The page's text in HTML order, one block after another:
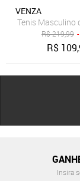
VENZA
Tenis Masculino
R$219,99
R$
Insira